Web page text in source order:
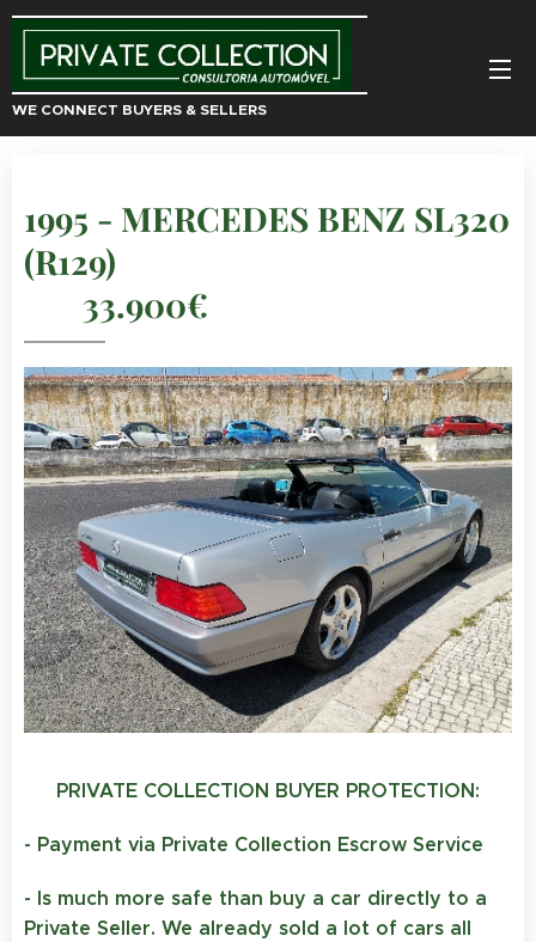
WE CONNECT BUYERS & SELLERS
1995 - MERCEDES BENZ SL320
(R129)
33.900€
PRIVATE COLLECTION BUYER PROTECTION:
- Payment via Private Collection Escrow Service
- Is much more safe than buy a car directly to a
Private Seller. We already sold a lot of cars all